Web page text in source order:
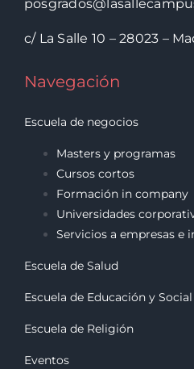
c/ La Salle 10 – 28023 –
Navegación
Escuela de negocios
Masters y programas
Cursos cortos
Formación in company
Universidades
Servicios a empresas e
Escuela de Salud
Escuela de Educación y Social
Escuela de Religión
Eventos